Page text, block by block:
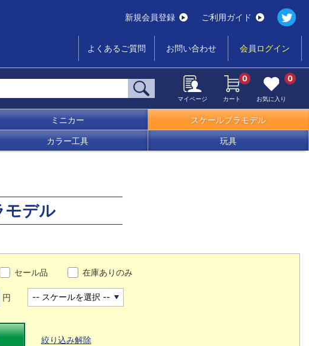
新規会員登録 ご利用ガイド
よくあるご質問 お問い合わせ 会員ログイン
マイページ カート
0
お気に入り
0
ミニカー スケールプラモデル
カラー工具 玩具
モデル
セール品 在庫ありのみ
円
絞り込み解除